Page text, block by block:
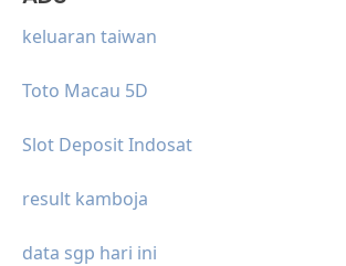
keluaran taiwan
Toto Macau 5D
Slot Deposit Indosat
result kamboja
data sgp hari ini